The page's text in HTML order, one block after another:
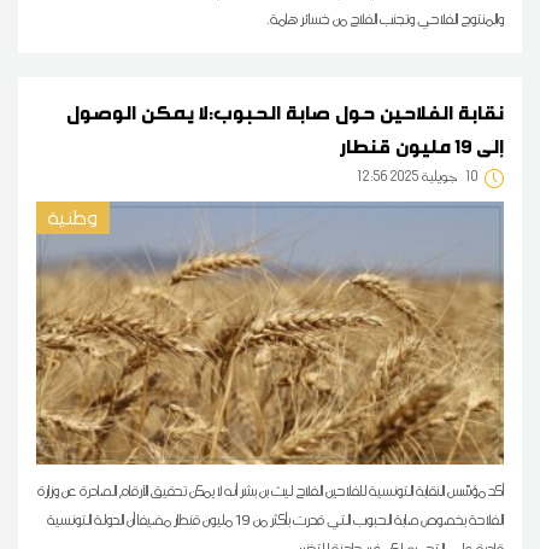
والمنتوج الفلاحي وتجنب الفلاح من خسائر هامة.
نقابة الفلاحين حول صابة الحبوب:لا يمكن الوصول
إلى 19 مليون قنطار
10 12:56 2025 جويلية
وطنية
أكد مؤسّس النقابة التونسية للفلاحين الفلاح ليث بن بشر أنه لا يمكن تحقيق الأرقام الصادرة عن وزارة
الفلاحة بخصوص صابة الحبوب التي قدرت بأكثر من 19 مليون قنطار مضيفا أن الدولة التونسية